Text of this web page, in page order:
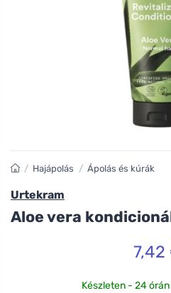
/ Hajápolás / Ápolás és kúrák
Urtekram
Aloe vera
7,42
Készleten - 24